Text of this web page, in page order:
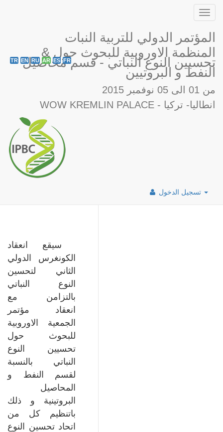
المؤتمر الدولي للتربية النبات
& المنظمة الاوروبية للبحوث حول
تحسيين النوع النباتي - قسم محاصيل
النفط و البروتيين
من 01 الى 05 نوفمبر 2015
WOW KREMLIN PALACE - انطاليا- تركيا
TR EN RU AR ES FR
سيقع انعقاد
الكونغرس الدولي
الثاني لتحسين
النوع النباتي
بالتزامن مع
انعقاد مؤتمر
الجمعية الاوروبية
للبحوث حول
تحسيين النوع
النباتي بالنسبة
لقسم النفط و
المحاصيل
البروتينية و ذلك
باتنظيم كل من
اتحاد تحسين النوع